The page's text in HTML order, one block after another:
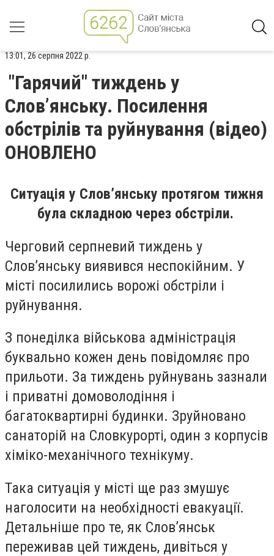
13:01, 26 серпня 2022 р.
"Гарячий" тиждень у
Слов’янську. Посилення
обстрілів та руйнування (відео)
ОНОВЛЕНО
Ситуація у Слов’янську протягом тижня
була складною через обстріли.
Черговий серпневий тиждень у
Слов’янську виявився неспокійним. У
місті посилились ворожі обстріли і
руйнування.
З понеділка військова адміністрація
буквально кожен день повідомляє про
прильоти. За тиждень руйнувань зазнали
і приватні домоволодіння і
багатоквартирні будинки. Зруйновано
санаторій на Словкурорті, один з корпусів
хіміко-механічного технікуму.
Така ситуація у місті ще раз змушує
наголосити на необхідності евакуації.
Детальніше про те, як Слов’янськ
переживав цей тиждень, дивіться у